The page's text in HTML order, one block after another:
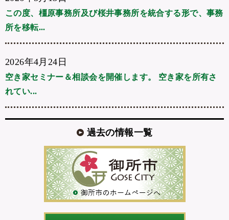
この度、橿原事務所及び桜井事務所を統合する形で、事務
所を移転...
2026年4月24日
空き家セミナー＆相談会を開催します。 空き家を所有さ
れてい...
過去の情報一覧